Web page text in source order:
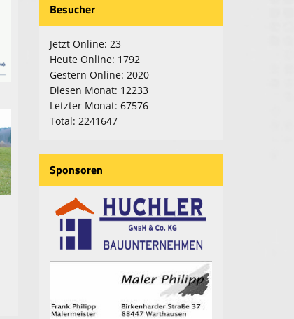
Besucher
Jetzt Online: 23
Heute Online: 1792
Gestern Online: 2020
Diesen Monat: 12233
Letzter Monat: 67576
Total: 2241647
Sponsoren